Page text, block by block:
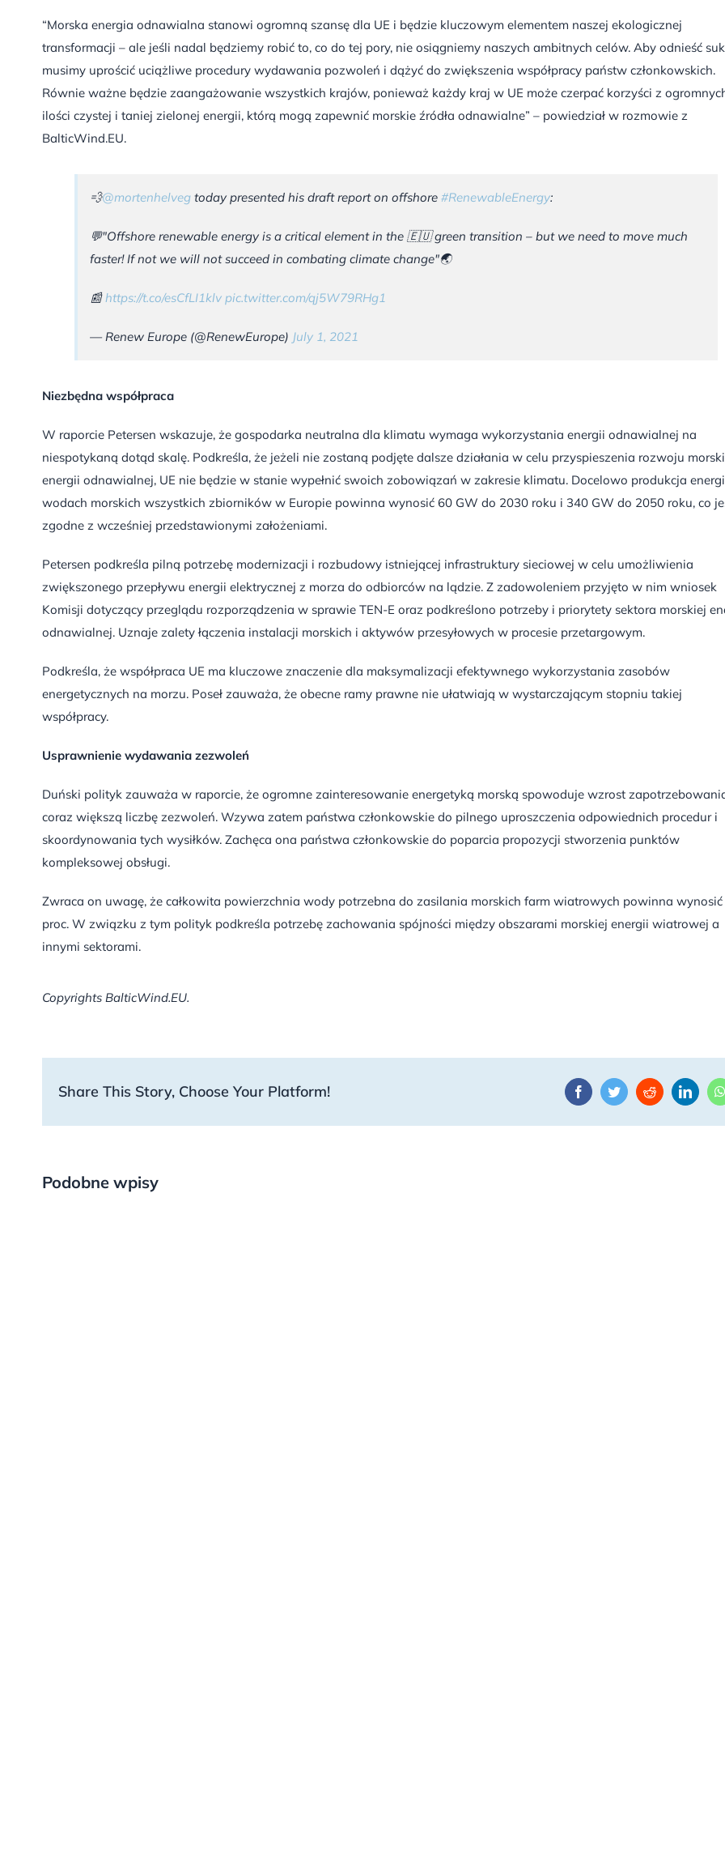
“Morska energia odnawialna stanowi ogromną szansę dla UE i będzie kluczowym elementem naszej ekologicznej
transformacji – ale jeśli nadal będziemy robić to, co do tej pory, nie osiągniemy naszych ambitnych celów. Aby odnieść
musimy uprościć uciążliwe procedury wydawania pozwoleń i dążyć do zwiększenia współpracy państw członkowskich.
Równie ważne będzie zaangażowanie wszystkich krajów, ponieważ każdy kraj w UE może czerpać korzyści z
ilości czystej i taniej zielonej energii, którą mogą zapewnić morskie źródła odnawialne” – powiedział w rozmowie z
BalticWind.EU.
💨@mortenhelvegtoday presented his draft report on offshore #RenewableEnergy:
💬"Offshore renewable energy is a critical element in the 🇪🇺 green transition – but we need to move much
faster! If not we will not succeed in combating climate change"🌏
📰https://t.co/esCfLI1klv pic.twitter.com/qj5W79RHg1
— Renew Europe (@RenewEurope) July 1, 2021
Niezbędna współpraca
W raporcie Petersen wskazuje, że gospodarka neutralna dla klimatu wymaga wykorzystania energii odnawialnej na
niespotykaną dotąd skalę. Podkreśla, że jeżeli nie zostaną podjęte dalsze działania w celu przyspieszenia rozwoju
energii odnawialnej, UE nie będzie w stanie wypełnić swoich zobowiązań w zakresie klimatu. Docelowo produkcja
wodach morskich wszystkich zbiorników w Europie powinna wynosić 60 GW do 2030 roku i 340 GW do 2050 roku, co
zgodne z wcześniej przedstawionymi założeniami.
Petersen podkreśla pilną potrzebę modernizacji i rozbudowy istniejącej infrastruktury sieciowej w celu umożliwienia
zwiększonego przepływu energii elektrycznej z morza do odbiorców na lądzie. Z zadowoleniem przyjęto w nim wniosek
Komisji dotyczący przeglądu rozporządzenia w sprawie TEN-E oraz podkreślono potrzeby i priorytety sektora morskiej
odnawialnej. Uznaje zalety łączenia instalacji morskich i aktywów przesyłowych w procesie przetargowym.
Podkreśla, że współpraca UE ma kluczowe znaczenie dla maksymalizacji efektywnego wykorzystania zasobów
energetycznych na morzu. Poseł zauważa, że obecne ramy prawne nie ułatwiają w wystarczającym stopniu takiej
współpracy.
Usprawnienie wydawania zezwoleń
Duński polityk zauważa w raporcie, że ogromne zainteresowanie energetyką morską spowoduje wzrost
coraz większą liczbę zezwoleń. Wzywa zatem państwa członkowskie do pilnego uproszczenia odpowiednich procedur i
skoordynowania tych wysiłków. Zachęca ona państwa członkowskie do poparcia propozycji stworzenia punktów
kompleksowej obsługi.
Zwraca on uwagę, że całkowita powierzchnia wody potrzebna do zasilania morskich farm wiatrowych powinna wynosić
proc. W związku z tym polityk podkreśla potrzebę zachowania spójności między obszarami morskiej energii wiatrowej a
innymi sektorami.
Copyrights BalticWind.EU.
Share This Story, Choose Your Platform! FacebookTwitterReddit
Podobne wpisy